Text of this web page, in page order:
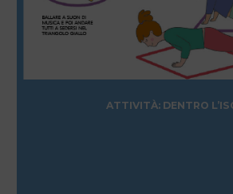
ATTIVITÀ: DENTRO